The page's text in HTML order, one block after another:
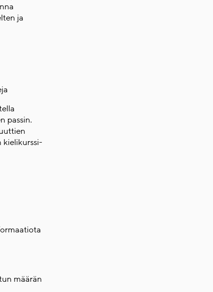
ja
passin.
kielikurssi-
määrän